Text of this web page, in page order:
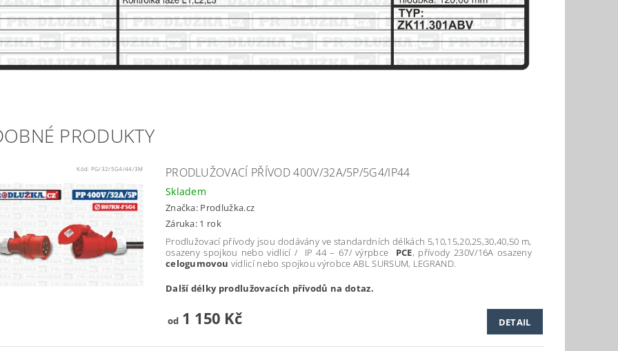
PRODUKTY
Kód: PG/32/5G4/44/3M PRODLUŽOVACÍ PŘÍVOD 400V/32A/5P/5G4/IP44
Skladem
Značka: Prodlužka.cz
Záruka: 1 rok
Prodlužovací přívody jsou dodávány ve standardních délkách 5,10,15,20,25,30,40,50 m,
osazeny spojkou nebo vidlicí / IP 44 – 67/ výrpbce PCE, přívody 230V/16A osazeny
celogumovou vidlicí nebo spojkou výrobce ABL SURSUM, LEGRAND.
Další délky prodlužovacích přívodů na dotaz.
od1 150 Kč DETAIL